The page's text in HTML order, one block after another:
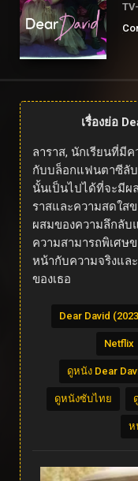
เรื่องย่อ
ลาราส, นักเรียนที่มี
กับบล็อกแฟนตาซีลับ
นั้นเป็นไปได้ที่จะมีผ
ราสและความสดใสข
ผสมของความลึกลับ
ความสามารถพิเศษ
หน้ากับความจริงแล
ของเธอ
Dear David
Netflix
ดูหนัง Dear
ดูหนังซับไทย
ห